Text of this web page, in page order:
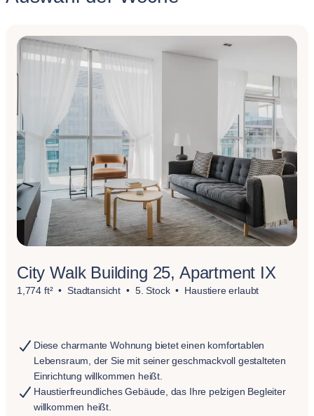
City Walk Building 25, Apartment IX
1,774 ft² Stadtansicht 5. Stock Haustiere erlaubt
Diese charmante Wohnung bietet einen komfortablen
Lebensraum, der Sie mit seiner geschmackvoll gestalteten
Einrichtung willkommen heißt.
Haustierfreundliches Gebäude, das Ihre pelzigen Begleiter
willkommen heißt.